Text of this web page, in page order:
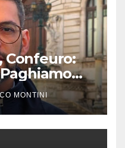
Confeuro:
Ue
MONTINI